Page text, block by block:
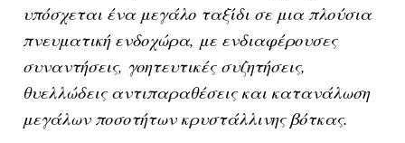
υπόσχεται ένα μεγάλο ταξίδι σε μια πλούσια
πνευματική ενδοχώρα, με ενδιαφέρουσες
συναντήσεις, γοητευτικές συζητήσεις,
θυελλώδεις αντιπαραθέσεις και κατανάλωση
μεγάλων ποσοτήτων κρυστάλλινης βότκας.